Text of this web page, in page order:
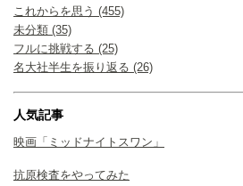
これからを思う (455)
未分類 (35)
フルに挑戦する (25)
名大社半生を振り返る (26)
人気記事
映画「ミッドナイトスワン」
抗原検査をやってみた